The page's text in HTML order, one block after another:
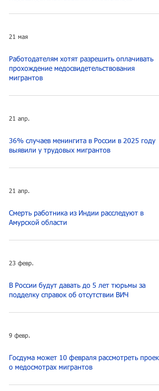
21 мая
Работодателям хотят разрешить оплачивать
прохождение медосвидетельствования
мигрантов
21 апр.
36% случаев менингита в России в 2025 году
выявили у трудовых мигрантов
21 апр.
Смерть работника из Индии расследуют в
Амурской области
23 февр.
В России будут давать до 5 лет тюрьмы за
подделку справок об отсутствии ВИЧ
9 февр.
Госдума может 10 февраля рассмотреть
о медосмотрах мигрантов